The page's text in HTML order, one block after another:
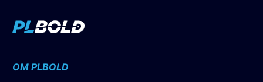
OM PLBOLD